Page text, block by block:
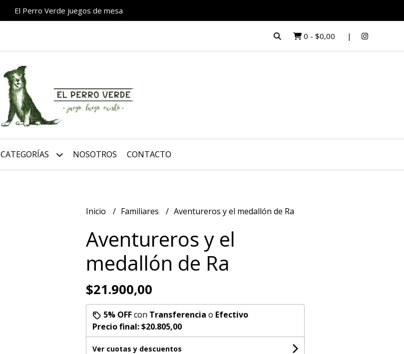
El Perro Verde juegos de mesa
0 - $0,00
CATEGORÍAS NOSOTROS CONTACTO
Inicio Familiares Aventureros y el medallón de Ra
Aventureros y el
medallón de Ra
$21.900,00
5% OFFcon Transferencia o Efectivo
Precio final:$20.805,00
Ver cuotas y descuentos